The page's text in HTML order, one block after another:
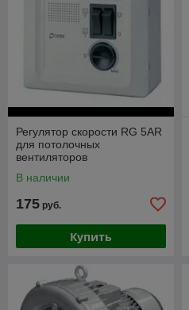
Регулятор скорости RG 5AR
для потолочных
вентиляторов
В наличии
175 руб.
Купить